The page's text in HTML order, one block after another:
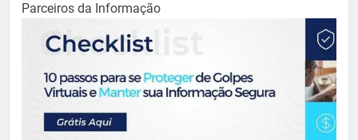
Parceiros da Informação